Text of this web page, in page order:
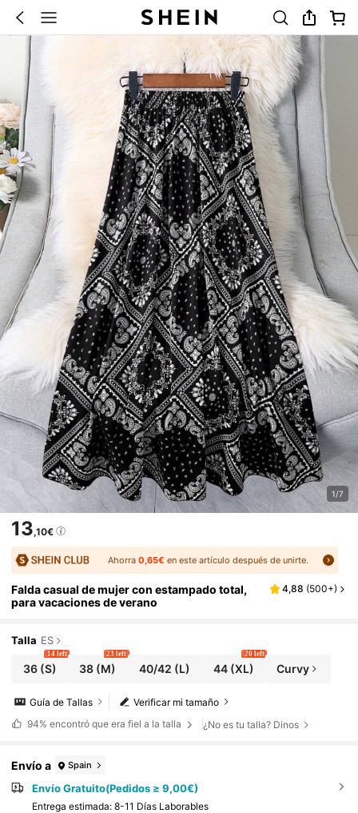
1/7
13,10€
Ahorra0,65€ en este artículo después de unirte.
Falda casual de mujer con estampado total,
para vacaciones de verano
4,88 (500+)
Talla ES
36(S)
14 left
38 (M)
23 left
40/42 (L) 44(XL)
20 left
Curvy
Verificar mi tamaño
Guía de Tallas
94% encontró que era fiel a la talla ¿No es tu talla? Dinos
Envío a Spain
Envío Gratuito(Pedidos ≥ 9,00€)
Entrega estimada: 8-11 Días Laborables